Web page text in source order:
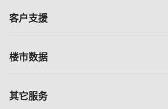
人才招募
一手新房
减价
美联豪宅
客户支援
自助放盘
查询热线
楼市数据
指数
其它服务